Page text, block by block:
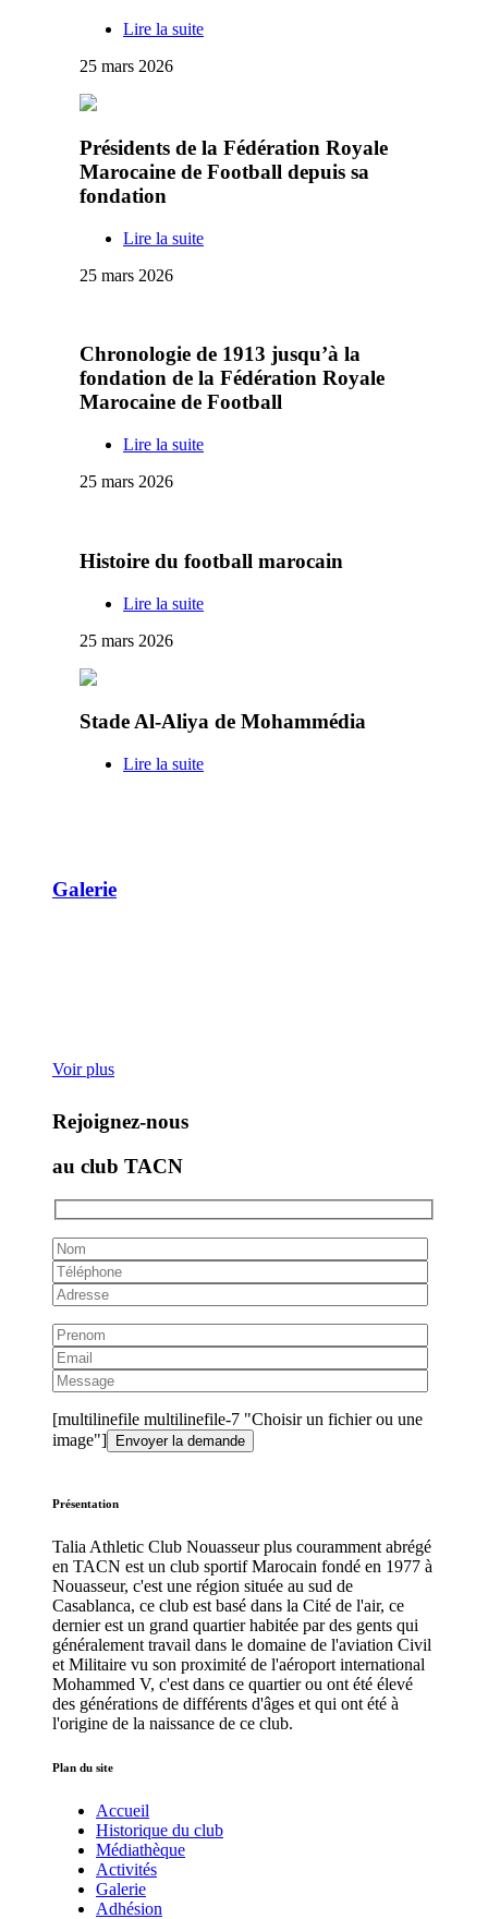
Lire la suite
25 mars 2026
Présidents de la Fédération Royale
Marocaine de Football depuis sa
fondation
Lire la suite
25 mars 2026
Chronologie de 1913 jusqu’à la
fondation de la Fédération Royale
Marocaine de Football
Lire la suite
25 mars 2026
Histoire du football marocain
Lire la suite
25 mars 2026
Stade Al-Aliya de Mohammédia
Lire la suite
Galerie
Voir plus
Rejoignez-nous
au club TACN
[multilinefile multilinefile-7 "Choisir un fichier ou une
image"]
Présentation
Talia Athletic Club Nouasseur plus couramment abrégé
en TACN est un club sportif Marocain fondé en 1977 à
Nouasseur, c'est une région située au sud de
Casablanca, ce club est basé dans la Cité de l'air, ce
dernier est un grand quartier habitée par des gents qui
généralement travail dans le domaine de l'aviation Civil
et Militaire vu son proximité de l'aéroport international
Mohammed V, c'est dans ce quartier ou ont été élevé
des générations de différents d'âges et qui ont été à
l'origine de la naissance de ce club.
Plan du site
Accueil
Historique du club
Médiathèque
Activités
Galerie
Adhésion